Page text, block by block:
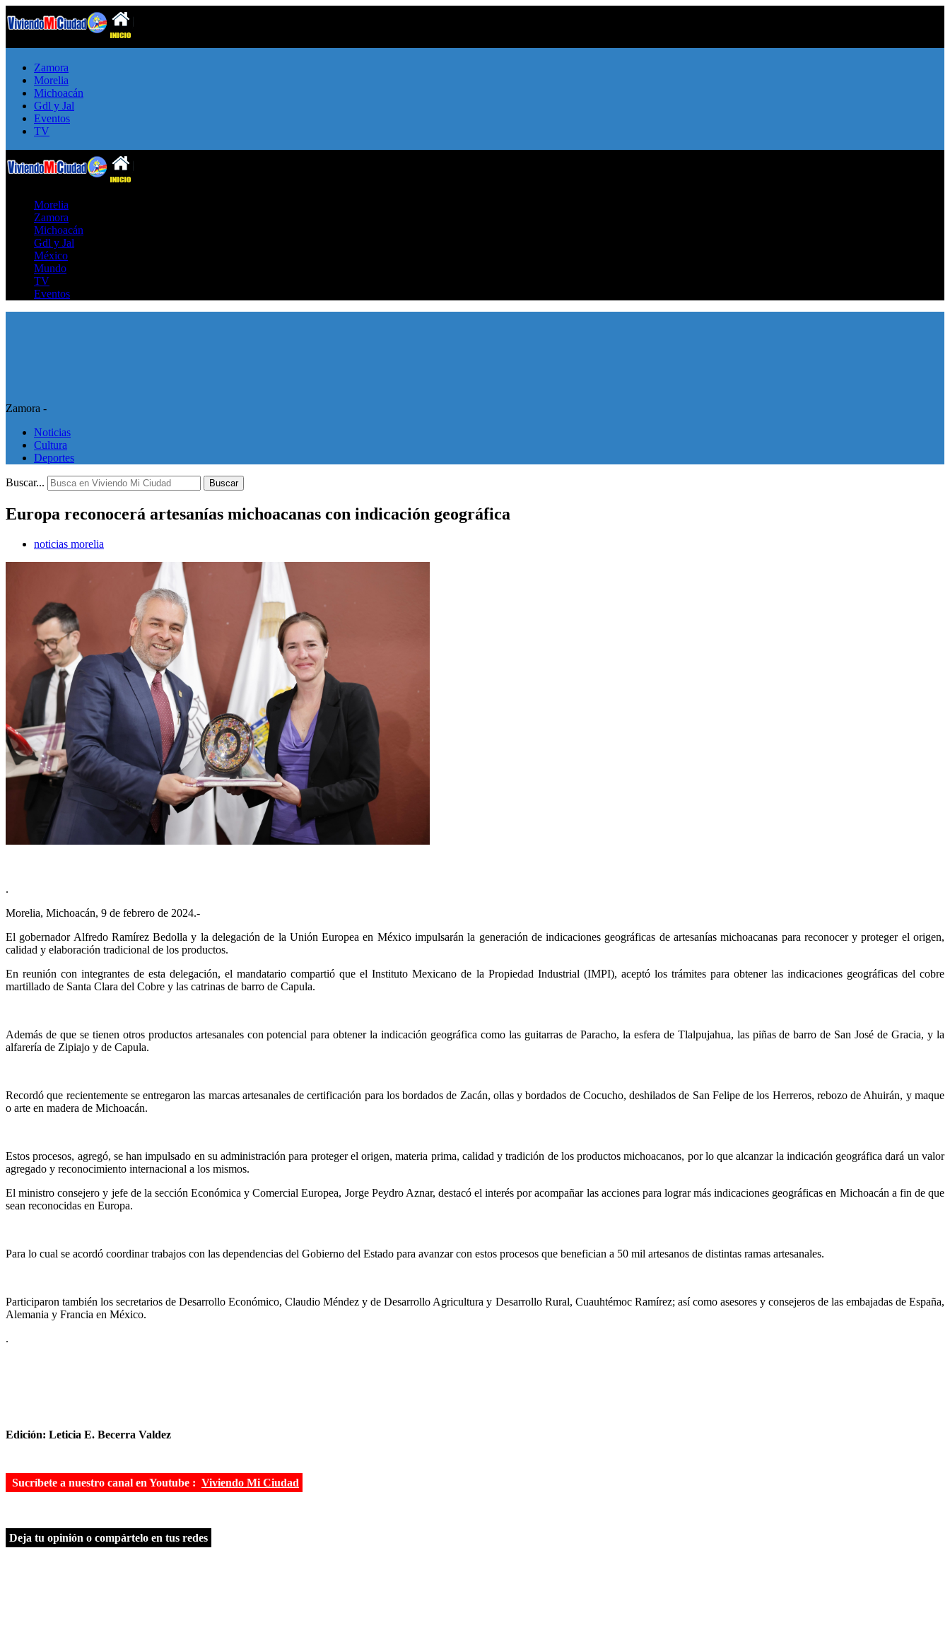
Zamora
Morelia
Michoacán
Gdl y Jal
Eventos
TV
Morelia
Zamora
Michoacán
Gdl y Jal
México
Mundo
TV
Eventos
Zamora -
Noticias
Cultura
Deportes
Buscar... Buscar
Europa reconocerá artesanías michoacanas con indicación geográfica
noticias morelia
.
Morelia, Michoacán, 9 de febrero de 2024.-
El gobernador Alfredo Ramírez Bedolla y la delegación de la Unión Europea en México impulsarán la generación de indicaciones geográficas de artesanías michoacanas para reconocer y proteger el origen,
calidad y elaboración tradicional de los productos.
En reunión con integrantes de esta delegación, el mandatario compartió que el Instituto Mexicano de la Propiedad Industrial (IMPI), aceptó los trámites para obtener las indicaciones geográficas del cobre
martillado de Santa Clara del Cobre y las catrinas de barro de Capula.
Además de que se tienen otros productos artesanales con potencial para obtener la indicación geográfica como las guitarras de Paracho, la esfera de Tlalpujahua, las piñas de barro de San José de Gracia, y la
alfarería de Zipiajo y de Capula.
Recordó que recientemente se entregaron las marcas artesanales de certificación para los bordados de Zacán, ollas y bordados de Cocucho, deshilados de San Felipe de los Herreros, rebozo de Ahuirán, y maque
o arte en madera de Michoacán.
Estos procesos, agregó, se han impulsado en su administración para proteger el origen, materia prima, calidad y tradición de los productos michoacanos, por lo que alcanzar la indicación geográfica dará un valor
agregado y reconocimiento internacional a los mismos.
El ministro consejero y jefe de la sección Económica y Comercial Europea, Jorge Peydro Aznar, destacó el interés por acompañar las acciones para lograr más indicaciones geográficas en Michoacán a fin de que
sean reconocidas en Europa.
Para lo cual se acordó coordinar trabajos con las dependencias del Gobierno del Estado para avanzar con estos procesos que benefician a 50 mil artesanos de distintas ramas artesanales.
Participaron también los secretarios de Desarrollo Económico, Claudio Méndez y de Desarrollo Agricultura y Desarrollo Rural, Cuauhtémoc Ramírez; así como asesores y consejeros de las embajadas de España,
Alemania y Francia en México.
.
Edición: Leticia E. Becerra Valdez
Sucríbete a nuestro canal en Youtube : Viviendo Mi Ciudad
Deja tu opinión o compártelo en tus redes